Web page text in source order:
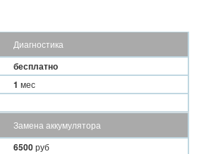
Диагностика
бесплатно
1 мес
Замена аккумулятора
6500руб